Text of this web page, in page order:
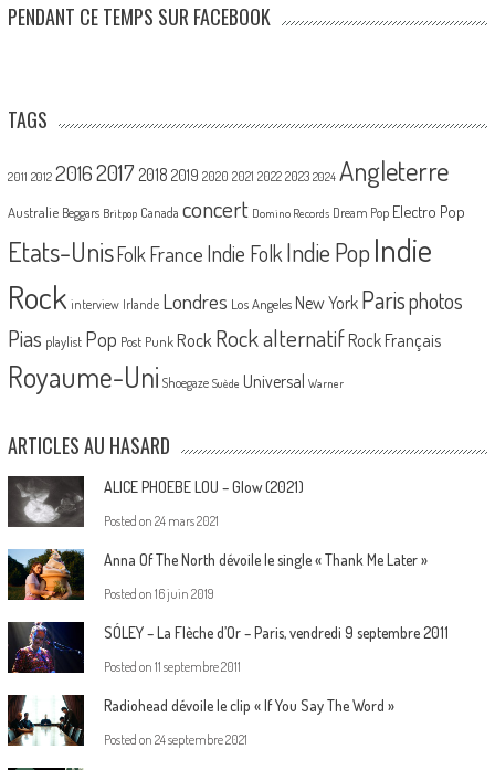
PENDANT CE TEMPS SUR FACEBOOK
TAGS
2011 2012 20162017 2018 2019 2020 2021 2022 2023 2024 Angleterre
Australie Beggars Britpop Canada concert Domino Records Dream Pop Electro Pop
Etats-UnisFolk France Indie Folk Indie PopIndie
Rock interview Irlande Londres Los Angeles New York Parisphotos
Pias playlist Pop Post Punk Rock Rock alternatif Rock Français
Royaume-Uni Shoegaze Suède Universal Warner
ARTICLES AU HASARD
ALICE PHOEBE LOU – Glow (2021)
Posted on 24 mars 2021
Anna Of The North dévoile le single « Thank Me Later »
Posted on 16 juin 2019
SÓLEY – La Flèche d’Or – Paris, vendredi 9 septembre 2011
Posted on 11 septembre 2011
Radiohead dévoile le clip « If You Say The Word »
Posted on 24 septembre 2021